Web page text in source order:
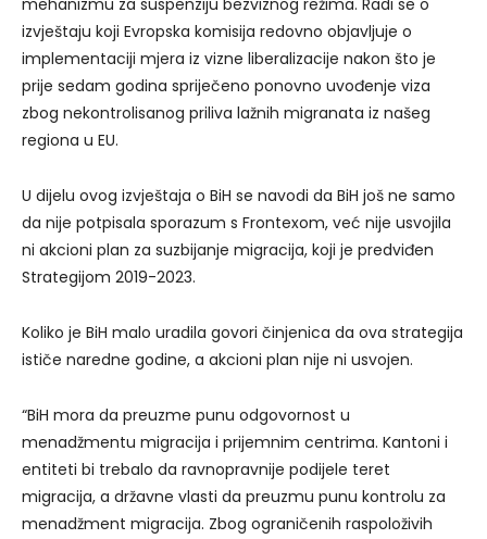
mehanizmu za suspenziju bezviznog režima. Radi se o
izvještaju koji Evropska komisija redovno objavljuje o
implementaciji mjera iz vizne liberalizacije nakon što je
prije sedam godina spriječeno ponovno uvođenje viza
zbog nekontrolisanog priliva lažnih migranata iz našeg
regiona u EU.
U dijelu ovog izvještaja o BiH se navodi da BiH još ne samo
da nije potpisala sporazum s Frontexom, već nije usvojila
ni akcioni plan za suzbijanje migracija, koji je predviđen
Strategijom 2019-2023.
Koliko je BiH malo uradila govori činjenica da ova strategija
ističe naredne godine, a akcioni plan nije ni usvojen.
“BiH mora da preuzme punu odgovornost u
menadžmentu migracija i prijemnim centrima. Kantoni i
entiteti bi trebalo da ravnopravnije podijele teret
migracija, a državne vlasti da preuzmu punu kontrolu za
menadžment migracija. Zbog ograničenih raspoloživih